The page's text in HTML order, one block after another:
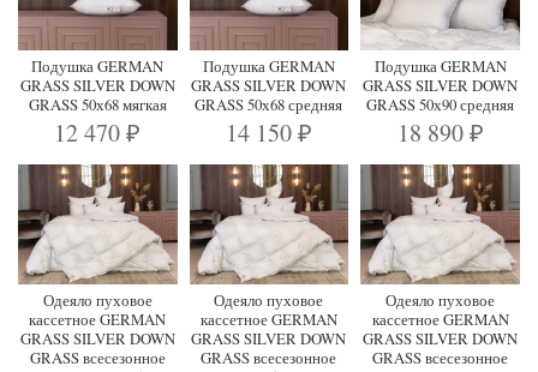
Подушка GERMAN
GRASS SILVER DOWN
GRASS 50х68 мягкая
12 470₽
Подушка GERMAN
GRASS SILVER DOWN
GRASS 50х68 средняя
14 150 ₽
Подушка GERMAN
GRASS SILVER DOWN
GRASS 50х90 средняя
18 890 ₽
Одеяло пуховое
кассетное GERMAN
GRASS SILVER DOWN
GRASS всесезонное
Одеяло пуховое
кассетное GERMAN
GRASS SILVER DOWN
GRASS всесезонное
Одеяло пуховое
кассетное GERMAN
GRASS SILVER DOWN
GRASS всесезонное